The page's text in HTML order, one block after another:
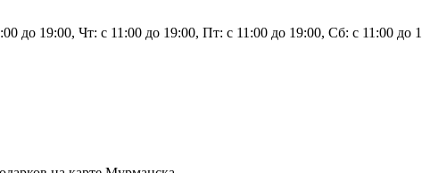
до 19:00, Чт: с 11:00 до 19:00, Пт: с 11:00 до 19:00, Сб: с 11:00 до